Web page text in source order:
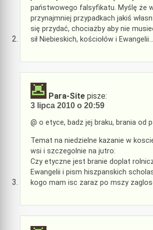
państwowego falsyfikatu. Myślę że
przynajmniej przypadkach jakiś
się przydać, chociażby aby nie
sił Niebieskich, kościołów i Ewangelii…
Para-Site pisze:
3 lipca 2010 o 20:59
@ o etyce, badz jej braku, brania od
Temat na niedzielne kazanie w
wsi i szczegolnie na jutro:
Czy etyczne jest branie doplat
Ewangelii i pism hiszpanskich
kogo mam isc zaraz po mszy